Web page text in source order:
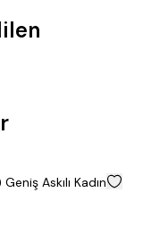
% 50
Askılı Kadın